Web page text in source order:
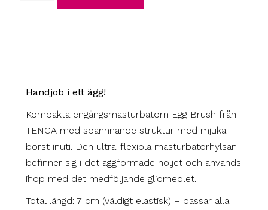
Handjob i ett ägg!
Kompakta engångsmasturbatorn Egg Brush från
TENGA med spännnande struktur med mjuka
borst inuti. Den ultra-flexibla masturbatorhylsan
befinner sig i det äggformade höljet och används
ihop med det medföljande glidmedlet.
Total längd: 7 cm (väldigt elastisk) – passar alla